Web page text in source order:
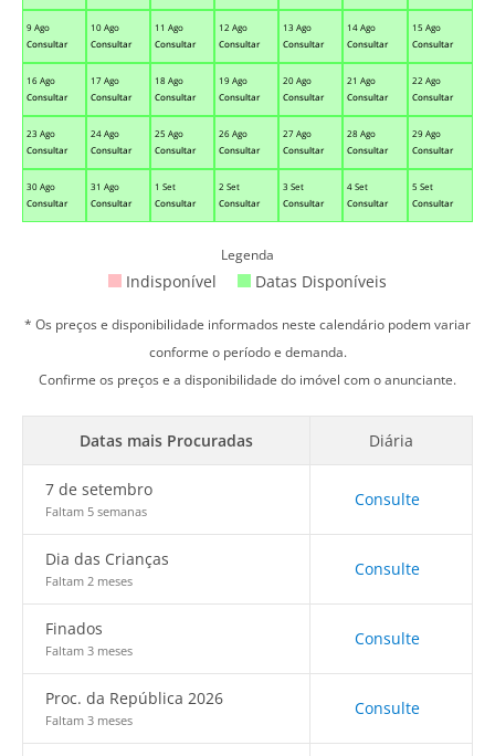
9 Ago
Consultar
10 Ago
Consultar
11 Ago
Consultar
12 Ago
Consultar
13 Ago
Consultar
14 Ago
Consultar
15 Ago
Consultar
16 Ago
Consultar
17 Ago
Consultar
18 Ago
Consultar
19 Ago
Consultar
20 Ago
Consultar
21 Ago
Consultar
22 Ago
Consultar
23 Ago
Consultar
24 Ago
Consultar
25 Ago
Consultar
26 Ago
Consultar
27 Ago
Consultar
28 Ago
Consultar
29 Ago
Consultar
30 Ago
Consultar
31 Ago
Consultar
1 Set
Consultar
2 Set
Consultar
3 Set
Consultar
4 Set
Consultar
5 Set
Consultar
Legenda
Indisponível Datas Disponíveis
* Os preços e disponibilidade informados neste calendário podem variar
conforme o período e demanda.
Confirme os preços e a disponibilidade do imóvel com o anunciante.
Datas mais Procuradas Diária
7 de setembro
Faltam 5 semanas
Consulte
Dia das Crianças
Faltam 2 meses
Consulte
Finados
Faltam 3 meses
Consulte
Proc. da República 2026
Faltam 3 meses
Consulte